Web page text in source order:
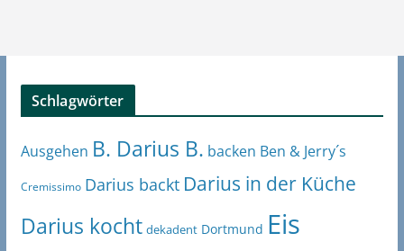
Schlagwörter
Ausgehen B. Darius B. backen Ben & Jerry´s
Cremissimo Darius backt Darius in der Küche
Darius kocht dekadent Dortmund Eis